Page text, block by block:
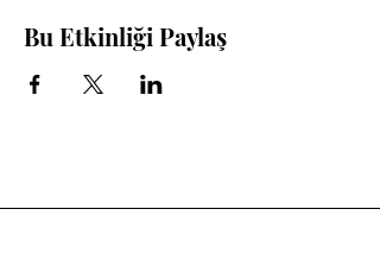
Bu Etkinliği Paylaş